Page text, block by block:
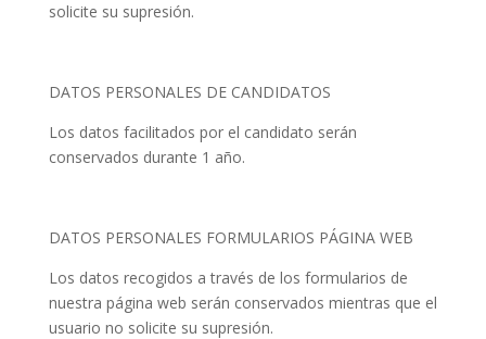
solicite su supresión.
DATOS PERSONALES DE CANDIDATOS
Los datos facilitados por el candidato serán
conservados durante 1 año.
DATOS PERSONALES FORMULARIOS PÁGINA WEB
Los datos recogidos a través de los formularios de
nuestra página web serán conservados mientras que el
usuario no solicite su supresión.